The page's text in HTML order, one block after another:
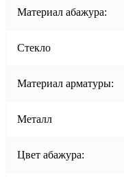
Материал абажура:
Стекло
Материал арматуры:
Металл
Цвет абажура: